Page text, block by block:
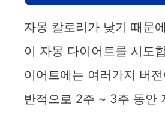
자몽 칼로리가 낮기 때문
이 자몽 다이어트를 시도
이어트에는 여러가지 버
반적으로 2주 ~ 3주 동안